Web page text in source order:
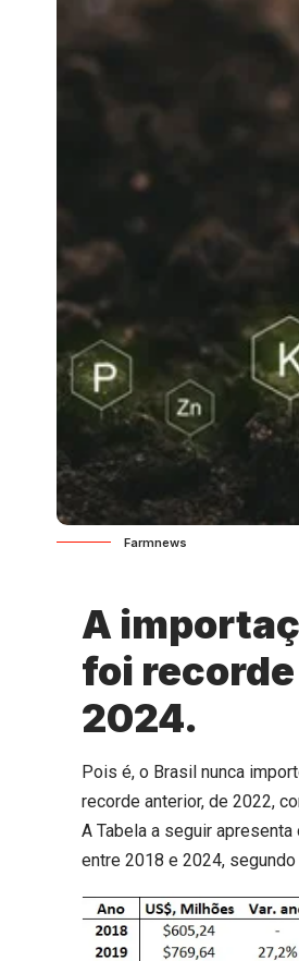
Farmnews
A
foi
2024.
Pois é, o Brasil nunca
recorde anterior, de 2022,
A Tabela a seguir
entre 2018 e 2024, segundo